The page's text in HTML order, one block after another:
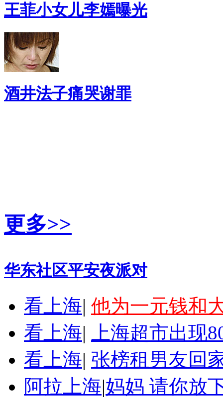
王菲小女儿李嫣曝光
酒井法子痛哭谢罪
更多>>
华东社区平安夜派对
看上海| 他为一元钱和
看上海|
上海超市出现
看上海| 张榜租男友回
阿拉上海|妈妈 请你放